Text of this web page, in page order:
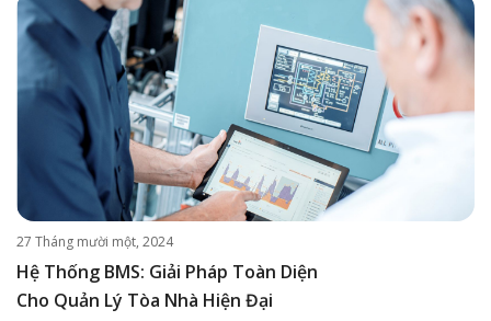
27 Tháng mười một, 2024
Hệ Thống BMS: Giải Pháp Toàn Diện
Cho Quản Lý Tòa Nhà Hiện Đại